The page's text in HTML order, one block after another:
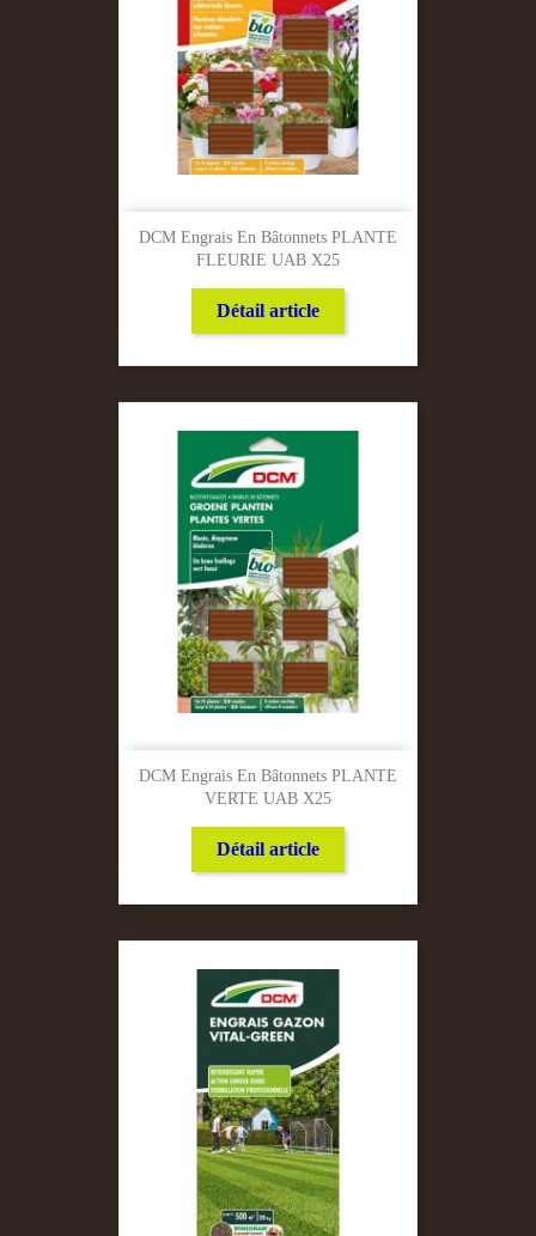
DCM Engrais En Bâtonnets PLANTE
FLEURIE UAB X25
Détail article
DCM Engrais En Bâtonnets PLANTE
VERTE UAB X25
Détail article